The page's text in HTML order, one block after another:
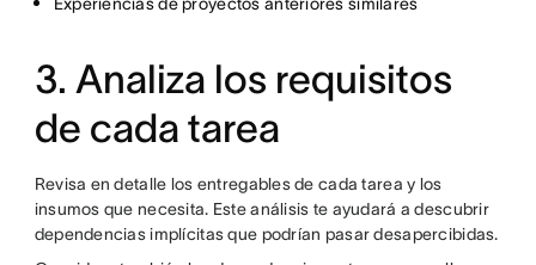
Experiencias de proyectos anteriores similares
3. Analiza los requisitos
de cada tarea
Revisa en detalle los entregables de cada tarea y los
insumos que necesita. Este análisis te ayudará a descubrir
dependencias implícitas que podrían pasar desapercibidas.